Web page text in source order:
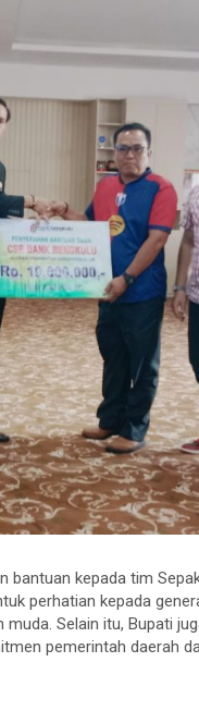
bantuan kepada tim
perhatian kepada
Selain itu, Bupati
pemerintah daerah